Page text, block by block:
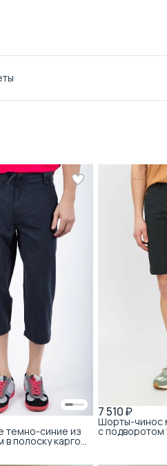
темно-синие из
в полоску карго
7 510 ₽
Шорты-чинос
с